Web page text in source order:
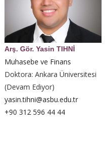
Arş. Gör. Yasin TIHNİ
Muhasebe ve Finans
Doktora: Ankara Üniversitesi
(Devam Ediyor)
yasin.tihni@asbu.edu.tr
+90 312 596 44 44